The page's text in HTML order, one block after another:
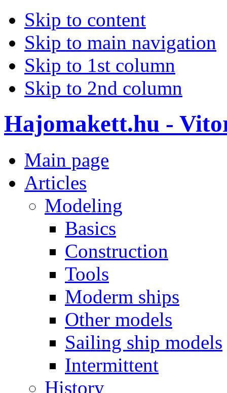
Skip to content
Skip to main navigation
Skip to 1st column
Skip to 2nd column
Hajomakett.hu -
Main page
Articles
Modeling
Basics
Construction
Tools
Moderm ships
Other models
Sailing ship models
Intermittent
History